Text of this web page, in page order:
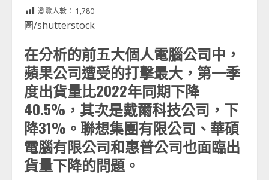
瀏覽人數： 1,780
圖/shutterstock
在分析的前五大個人電腦公司中，
蘋果公司遭受的打擊最大，第一季
度出貨量比2022年同期下降
40.5%，其次是戴爾科技公司，下
降31%。聯想集團有限公司、華碩
電腦有限公司和惠普公司也面臨出
貨量下降的問題。